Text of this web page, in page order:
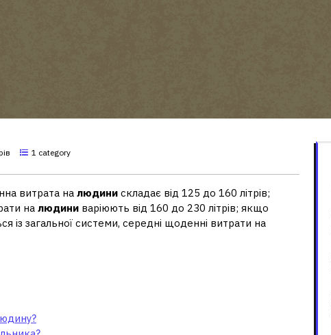
1 category
витрата на людини складає від 125 до 160 літрів;
на людини варіюють від 160 до 230 літрів; якщо
із загальної системи, середні щоденні витрати на